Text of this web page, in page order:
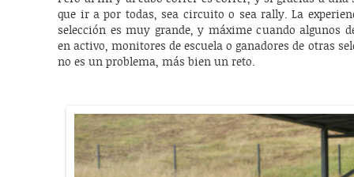
que ir a por todas, sea circuito o sea rally. La
selección es muy grande, y máxime cuando algunos
en activo, monitores de escuela o ganadores de otras
no es un problema, más bien un reto.